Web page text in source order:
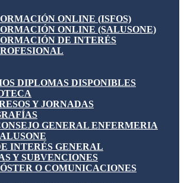
ONLINE (ISFOS)
ONLINE (SALUSONE)
DE INTERÉS
DIPLOMAS DISPONIBLES
Y JORNADAS
GENERAL ENFERMERIA
INTERÉS GENERAL
Y SUBVENCIONES
O COMUNICACIONES